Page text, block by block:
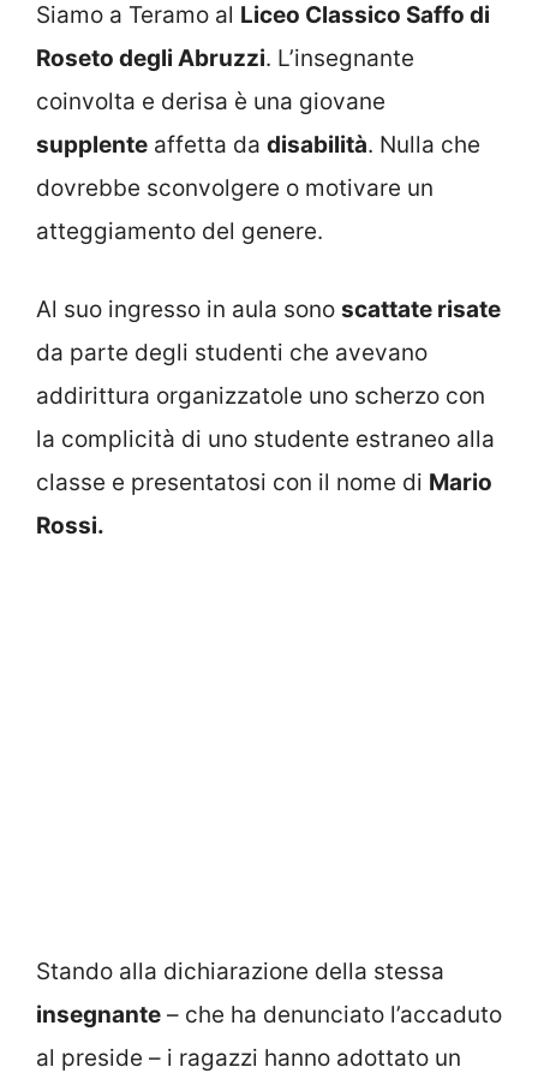
Siamo a Teramo al Liceo Classico Saffo di
Roseto degli Abruzzi. L’insegnante
coinvolta e derisa è una giovane
supplente affetta da disabilità. Nulla che
dovrebbe sconvolgere o motivare un
atteggiamento del genere.
Al suo ingresso in aula sono scattate risate
da parte degli studenti che avevano
addirittura organizzatole uno scherzo con
la complicità di uno studente estraneo alla
classe e presentatosi con il nome di Mario
Rossi.
Stando alla dichiarazione della stessa
insegnante – che ha denunciato l’accaduto
al preside – i ragazzi hanno adottato un